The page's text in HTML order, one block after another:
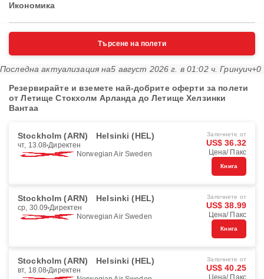
Икономика
Търсене на полети
Последна актуализация на5 август 2026 г. в 01:02 ч. Гринуич+0
Резервирайте и вземете най-добрите оферти за полети
от Летище Стокхолм Арланда до Летище Хелзинки
Вантаа
Stockholm (ARN) Helsinki (HEL)
чт, 13.08 Директен
Norwegian Air Sweden
Започнете от
US$ 36.32
Цена/ Пакс
Книга
Stockholm (ARN) Helsinki (HEL)
ср, 30.09 Директен
Norwegian Air Sweden
Започнете от
US$ 38.99
Цена/ Пакс
Книга
Stockholm (ARN) Helsinki (HEL)
вт, 18.08 Директен
Започнете от
US$ 40.25
Цена/ Пакс